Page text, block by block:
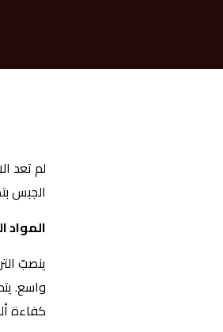
لم تعد
الجبس
المواد
ينصبّ
واسع.
كفاءة